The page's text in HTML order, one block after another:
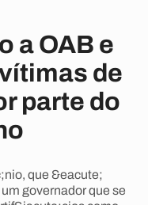
a OAB e
de
parte do
que &eacute;
governador que se